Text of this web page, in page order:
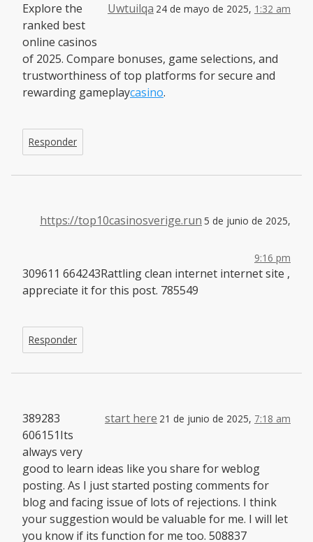
Uwtuilqa 24 de mayo de 2025, 1:32 am
Explore the
ranked best
online casinos
of 2025. Compare bonuses, game selections, and
trustworthiness of top platforms for secure and
rewarding gameplaycasino.
Responder
https://top10casinosverige.run 5 de junio de 2025,
9:16 pm
309611 664243Rattling clean internet internet site ,
appreciate it for this post. 785549
Responder
start here 21 de junio de 2025, 7:18 am
389283
606151Its
always very
good to learn ideas like you share for weblog
posting. As I just started posting comments for
blog and facing issue of lots of rejections. I think
your suggestion would be valuable for me. I will let
you know if its function for me too. 508837